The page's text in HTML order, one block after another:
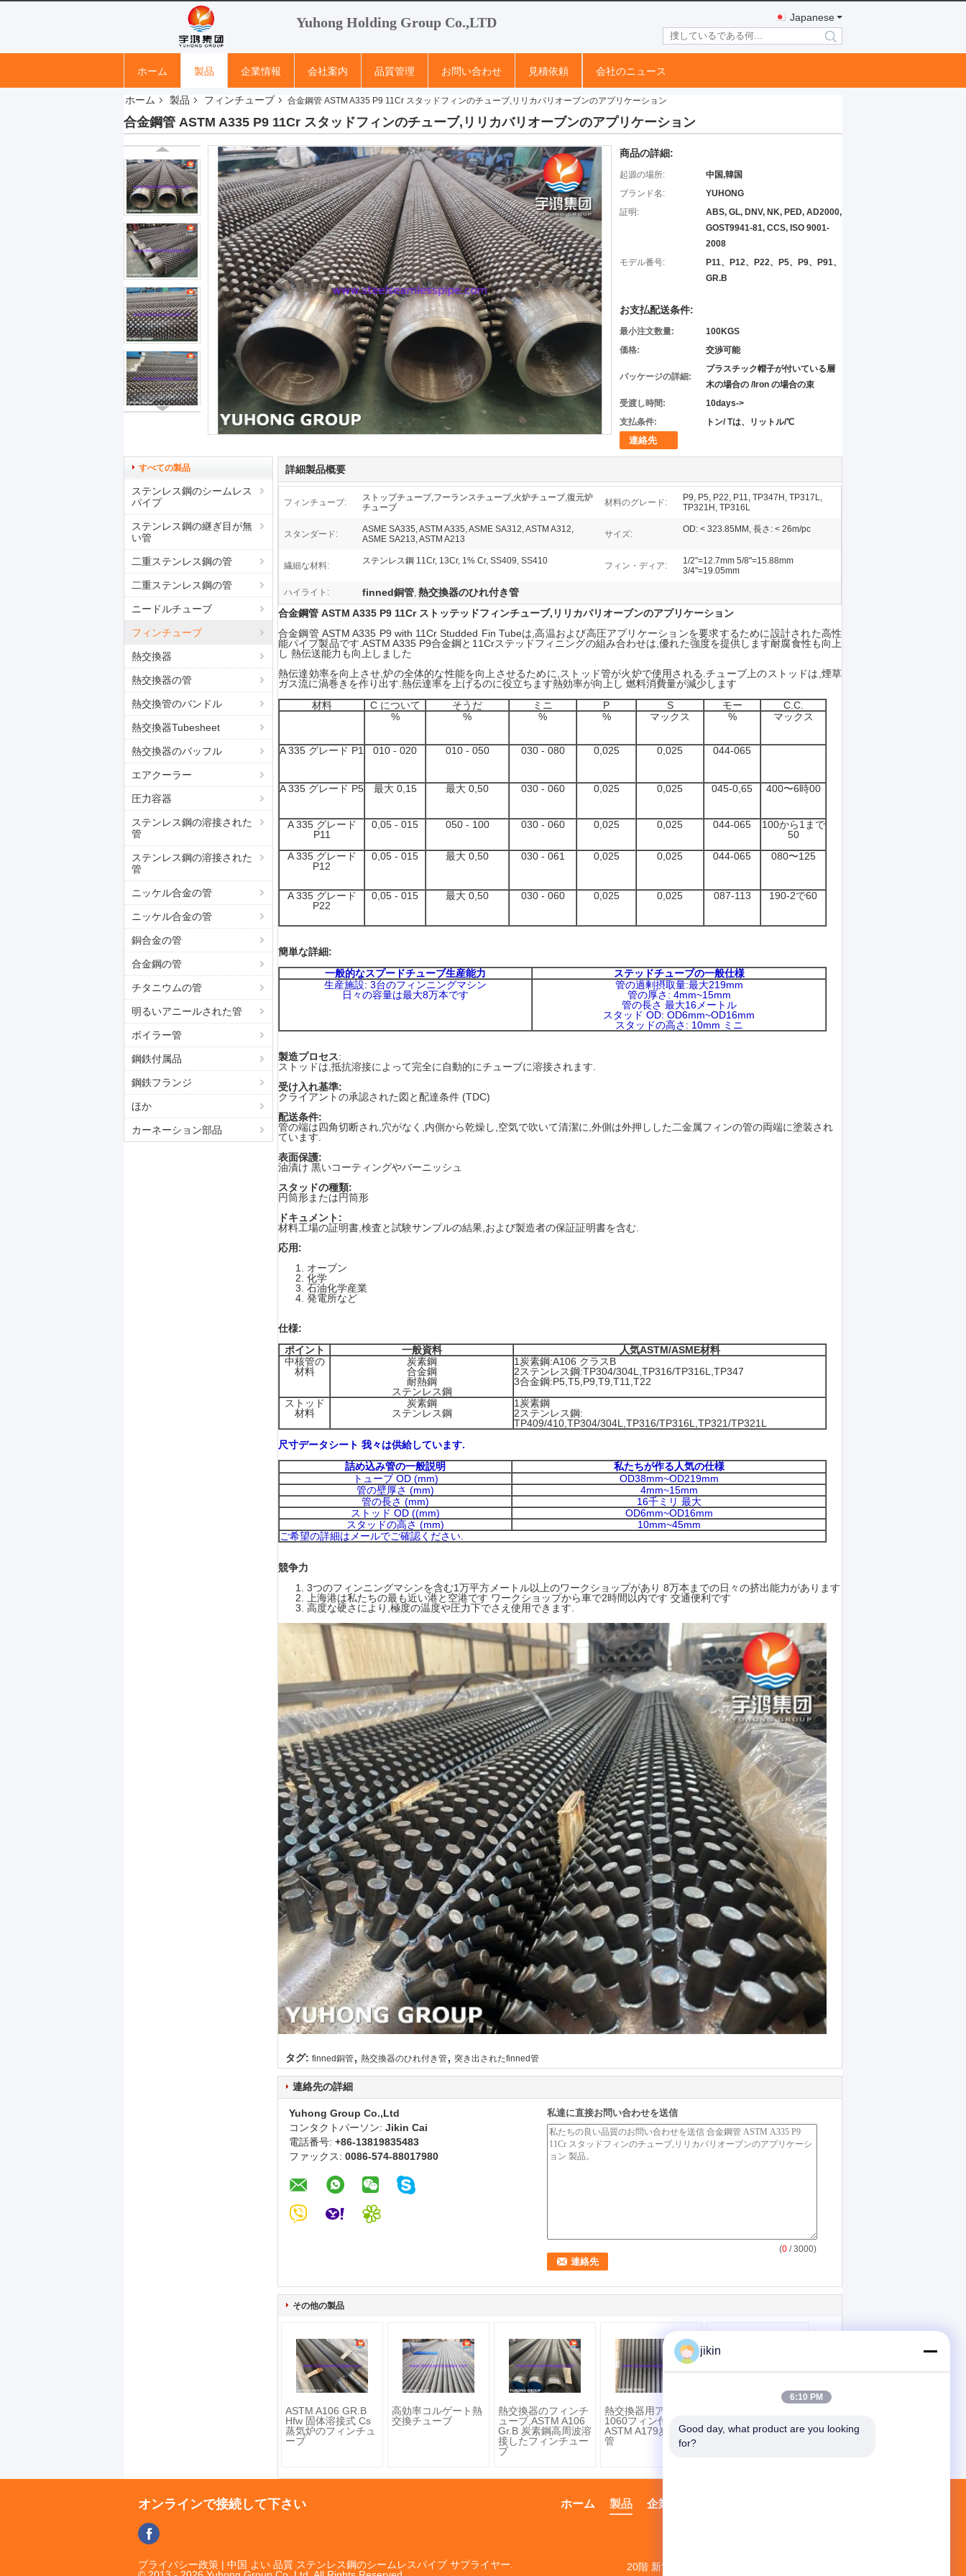
Yuhong Holding Group Co.,LTD Japanese
search
ホーム 製品 企業情報 会社案内 品質管理 お問い合わせ 見積依頼 会社のニュース
ホーム 製品 フィンチューブ 合金鋼管 ASTM A335 P9 11Cr スタッドフィンのチューブ,リリカバリオーブンのアプリケーション
合金鋼管 ASTM A335 P9 11Cr スタッドフィンのチューブ,リリカバリオーブンのアプリケーション
商品の詳細:
起源の場所:
中国,韓国
ブランド名:
YUHONG
証明:
ABS, GL, DNV, NK, PED, AD2000,
GOST9941-81, CCS, ISO 9001-
2008
モデル番号:
P11、P12、P22、P5、P9、P91、
GR.B
お支払配送条件:
最小注文数量:
100KGS
価格:
交渉可能
パッケージの詳細:
プラスチック帽子が付いている層
木の場合の /Iron の場合の束
受渡し時間:
10days->
支払条件:
トン/ Tは、リットル/℃
連絡先
すべての製品
ステンレス鋼のシームレス
パイプ
ステンレス鋼の継ぎ目が無
い管
二重ステンレス鋼の管
二重ステンレス鋼の管
ニードルチューブ
フィンチューブ
熱交換器
熱交換器の管
熱交換管のバンドル
熱交換器Tubesheet
熱交換器のバッフル
エアクーラー
圧力容器
ステンレス鋼の溶接された
管
ステンレス鋼の溶接された
管
ニッケル合金の管
ニッケル合金の管
銅合金の管
合金鋼の管
チタニウムの管
明るいアニールされた管
ボイラー管
鋼鉄付属品
鋼鉄フランジ
ほか
カーネーション部品
詳細製品概要
フィンチューブ:
ストップチューブ,フーランスチューブ,火炉チューブ,復元炉
チューブ
材料のグレード:
P9, P5, P22, P11, TP347H, TP317L,
TP321H, TP316L
スタンダード:
ASME SA335, ASTM A335, ASME SA312, ASTM A312,
ASME SA213, ASTM A213
サイズ: OD: < 323.85MM, 長さ: < 26m/pc
繊細な材料: ステンレス鋼 11Cr, 13Cr, 1% Cr, SS409, SS410 フィン・ディア:
1/2"=12.7mm 5/8"=15.88mm
3/4"=19.05mm
ハイライト: finned銅管, 熱交換器のひれ付き管
合金鋼管 ASTM A335 P9 11Cr ストッテッドフィンチューブ,リリカバリオーブンのアプリケーション
合金鋼管 ASTM A335 P9 with 11Cr Studded Fin Tubeは,高温および高圧アプリケーションを要求するために設計された高性
能パイプ製品です.ASTM A335 P9合金鋼と11Crステッドフィニングの組み合わせは,優れた強度を提供します耐腐食性も向上
し 熱伝送能力も向上しました
熱伝達効率を向上させ,炉の全体的な性能を向上させるために,ストッド管が火炉で使用される.チューブ上のストッドは,煙草
ガス流に渦巻きを作り出す.熱伝達率を上げるのに役立ちます熱効率が向上し 燃料消費量が減少します
材料
C について そうだ ミニ P S モー
C.C.
%
% % % マックス % マックス
A 335 グレード P1 010 - 020 010 - 050 030 - 080 0,025 0,025 044-065
A 335 グレード P5 最大 0,15 最大 0,50 030 - 060 0,025 0,025 045-0,65 400〜6時00
A 335 グレード
P11
0,05 - 015 050 - 100 030 - 060 0,025 0,025 044-065
100から1まで
50
A 335 グレード
P12
0,05 - 015 最大 0,50 030 - 061 0,025 0,025 044-065 080〜125
A 335 グレード
P22
0,05 - 015 最大 0,50 030 - 060 0,025 0,025 087-113 190-2で60
簡単な詳細:
一般的なスプードチューブ生産能力
ステッドチューブの一般仕様
生産施設: 3台のフィンニングマシン
日々の容量は最大8万本です
管の過剰摂取量:最大219mm
管の厚さ: 4mm~15mm
管の長さ 最大16メートル
スタッド OD: OD6mm~OD16mm
スタッドの高さ: 10mm ミニ
製造プロセス:
ストッドは,抵抗溶接によって完全に自動的にチューブに溶接されます.
受け入れ基準:
クライアントの承認された図と配達条件 (TDC)
配送条件:
管の端は四角切断され,穴がなく,内側から乾燥し,空気で吹いて清潔に,外側は外押しした二金属フィンの管の両端に塗装され
ています.
表面保護:
油漬け 黒いコーティングやバーニッシュ
スタッドの種類:
円筒形または円筒形
ドキュメント:
材料工場の証明書,検査と試験サンプルの結果,および製造者の保証証明書を含む.
応用:
オーブン
化学
石油化学産業
発電所など
仕様:
ポイント
一般資料
人気ASTM/ASME材料
中核管の
材料
炭素鋼
合金鋼
耐熱鋼
ステンレス鋼
1炭素鋼:A106 クラスB
2ステンレス鋼:TP304/304L,TP316/TP316L,TP347
3合金鋼:P5,T5,P9,T9,T11,T22
ストッド
材料
炭素鋼
ステンレス鋼
1炭素鋼
2ステンレス鋼:
TP409/410,TP304/304L,TP316/TP316L,TP321/TP321L
尺寸データシート 我々は供給しています.
詰め込み管の一般説明
私たちが作る人気の仕様
トューブ OD (mm)
OD38mm~OD219mm
管の壁厚さ (mm)
4mm~15mm
管の長さ (mm)
16千ミリ 最大
ストッド OD ((mm)
OD6mm~OD16mm
スタッドの高さ (mm)
10mm~45mm
ご希望の詳細はメールでご確認ください.
競争力
3つのフィンニングマシンを含む1万平方メートル以上のワークショップがあり 8万本までの日々の挤出能力があります
上海港は私たちの最も近い港と空港です ワークショップから車で2時間以内です 交通便利です
高度な硬さにより,極度の温度や圧力下でさえ使用できます.
タグ: finned銅管, 熱交換器のひれ付き管, 突き出されたfinned管
連絡先の詳細
Yuhong Group Co.,Ltd
コンタクトパーソン: Jikin Cai
電話番号: +86-13819835483
ファックス: 0086-574-88017980
私達に直接お問い合わせを送信
(0 / 3000)
その他の製品
ASTM A106 GR.B
Hfw 固体溶接式 Cs
蒸気炉のフィンチュ
ーブ
高効率コルゲート熱
交換チューブ
熱交換器のフィンチ
ューブ,ASTM A106
Gr.B 炭素鋼高周波溶
接したフィンチュー
ブ
熱交換器用アルミ
1060フィン付の
ASTM A179炭素鋼
管
チューブ 熱炉用の溶
オンラインで接続して下さい 企業情報
製品
ホーム
プライバシー政策 | 中国 よい 品質 ステンレス鋼のシームレスパイプ サプライヤー.
20階 新世界ビルNo.1 ミナン道路No.1018 仁
jikin
6:10 PM
Good day, what product are you looking
for?